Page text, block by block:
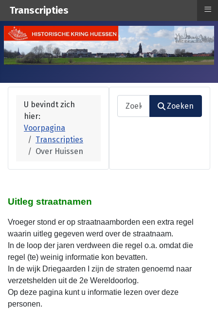
U bevindt zich
hier:
Voorpagina
Transcripties
Over Huissen
Zoeken
Zoeken
Uitleg straatnamen
Vroeger stond er op straatnaamborden een extra regel
waarin uitleg gegeven werd over de straatnaam.
In de loop der jaren verdween die regel o.a. omdat die
regel (te) weinig informatie kon bevatten.
In de wijk Driegaarden I zijn de straten genoemd naar
verzetshelden uit de 2e Wereldoorlog.
Op deze pagina kunt u informatie lezen over deze
personen.
Transcripties ≡